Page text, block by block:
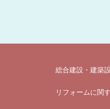
総合建設・建築
リフォームに関